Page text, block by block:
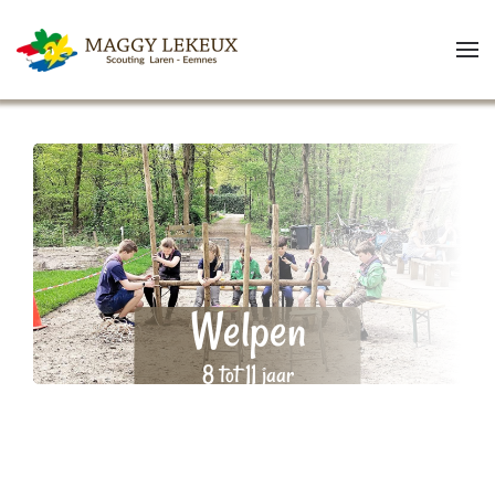
Skip to main content
Welpen
8 tot 11 jaar